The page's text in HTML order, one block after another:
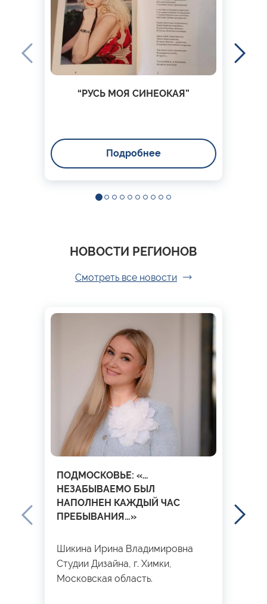
“РУСЬ МОЯ СИНЕОКАЯ”
Подробнее
НОВОСТИ РЕГИОНОВ
Смотреть все новости
ПОДМОСКОВЬЕ: «…
НЕЗАБЫВАЕМО БЫЛ
НАПОЛНЕН КАЖДЫЙ ЧАС
ПРЕБЫВАНИЯ…»
Шикина Ирина Владимировна
Студии Дизайна, г. Химки,
Московская область.